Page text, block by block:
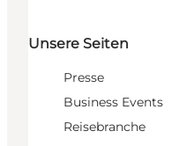
Unsere Seiten
Presse
Business Events
Reisebranche